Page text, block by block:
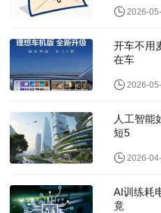
2026-
开车不用
在车
2026-
人工智能
短5
2026-
AI训练耗
竟